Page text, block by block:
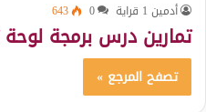
أدمين 1 قراية 0
643
تمارين درس برمجة
تصفح المرجع »